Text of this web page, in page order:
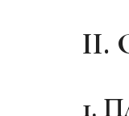
II.
1.